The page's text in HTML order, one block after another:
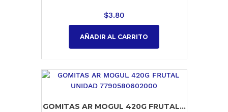
$3.80
AÑADIR AL CARRITO
GOMITAS AR MOGUL 420G FRUTAL...